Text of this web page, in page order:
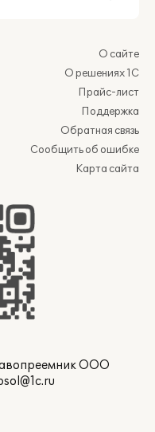
О сайте
О решениях 1С
Прайс-лист
Поддержка
Обратная связь
Сообщить об ошибке
Карта сайта
ООО